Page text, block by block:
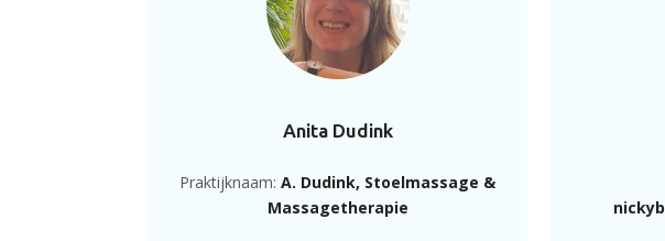
Anita Dudink
Praktijknaam:A. Dudink, Stoelmassage &
Massagetherapie